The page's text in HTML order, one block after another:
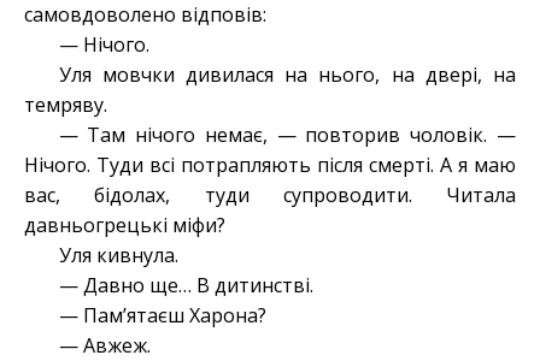
самовдоволено відповів:
— Нічого.
Уля мовчки дивилася на нього, на двері, на
темряву.
— Там нічого немає, — повторив чоловік. —
Нічого. Туди всі потрапляють після смерті. А я маю
вас, бідолах, туди супроводити. Читала
давньогрецькі міфи?
Уля кивнула.
— Давно ще… В дитинстві.
— Пам’ятаєш Харона?
— Авжеж.